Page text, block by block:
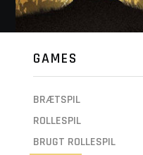
GAMES
BRÆTSPIL
ROLLESPIL
BRUGT ROLLESPIL